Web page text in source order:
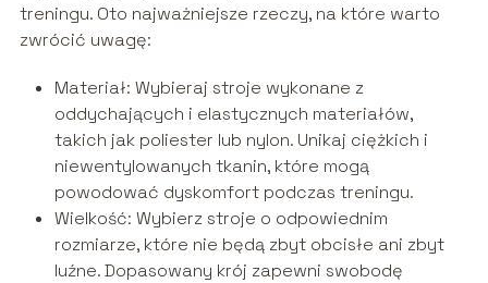
treningu. Oto najważniejsze rzeczy, na które warto
zwrócić uwagę:
Materiał: Wybieraj stroje wykonane z
oddychających i elastycznych materiałów,
takich jak poliester lub nylon. Unikaj ciężkich i
niewentylowanych tkanin, które mogą
powodować dyskomfort podczas treningu.
Wielkość: Wybierz stroje o odpowiednim
rozmiarze, które nie będą zbyt obcisłe ani zbyt
luźne. Dopasowany krój zapewni swobodę